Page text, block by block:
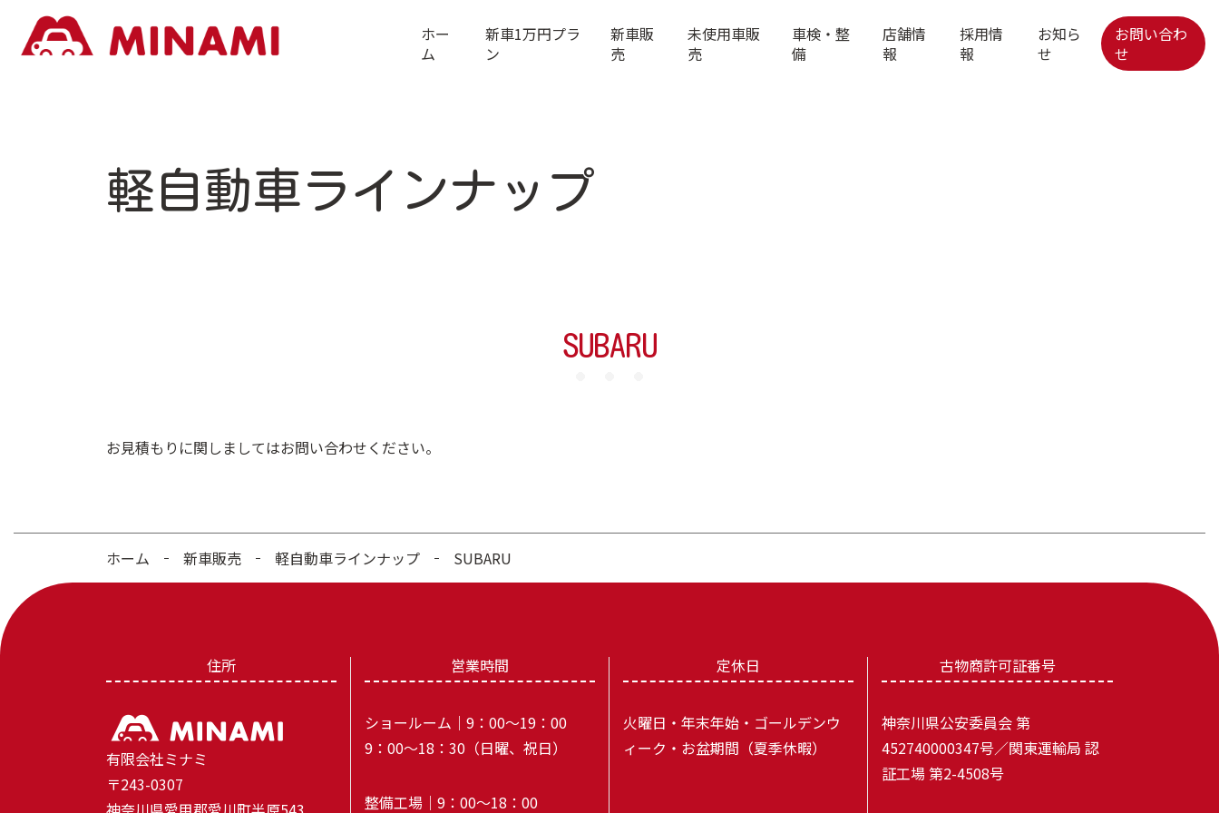
ホー
ム
新車1万円プラ
ン
新車販
売
未使用車販
売
車検・整
備
店舗情
報
採用情
報
お知ら
せ
お問い合わ
せ
軽自動車ラインナップ
SUBARU
お見積もりに関しましてはお問い合わせください。
ホーム 新車販売 軽自動車ラインナップ SUBARU
住所
有限会社ミナミ
〒243-0307
営業時間
ショールーム｜9：00～19：00
9：00～18：30（日曜、祝日）
整備工場｜9：00～18：00
定休日
火曜日・年末年始・ゴールデンウ
ィーク・お盆期間（夏季休暇）
古物商許可証番号
神奈川県公安委員会 第
452740000347号／関東運輸局 認
証工場 第2-4508号